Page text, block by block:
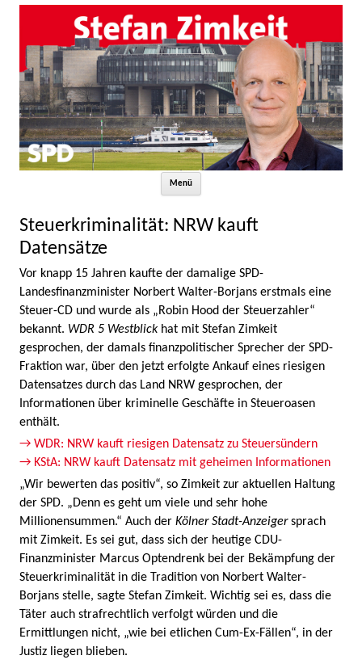
Menü
Steuerkriminalität: NRW kauft
Datensätze
Vor knapp 15 Jahren kaufte der damalige SPD-
Landesfinanzminister Norbert Walter-Borjans erstmals eine
Steuer-CD und wurde als „Robin Hood der Steuerzahler“
bekannt. WDR 5 Westblickhat mit Stefan Zimkeit
gesprochen, der damals finanzpolitischer Sprecher der SPD-
Fraktion war, über den jetzt erfolgte Ankauf eines riesigen
Datensatzes durch das Land NRW gesprochen, der
Informationen über kriminelle Geschäfte in Steueroasen
enthält.
→ WDR: NRW kauft riesigen Datensatz zu Steuersündern
→ KStA: NRW kauft Datensatz mit geheimen Informationen
„Wir bewerten das positiv“, so Zimkeit zur aktuellen Haltung
der SPD. „Denn es geht um viele und sehr hohe
Millionensummen.“ Auch der Kölner Stadt-Anzeigersprach
mit Zimkeit. Es sei gut, dass sich der heutige CDU-
Finanzminister Marcus Optendrenk bei der Bekämpfung der
Steuerkriminalität in die Tradition von Norbert Walter-
Borjans stelle, sagte Stefan Zimkeit. Wichtig sei es, dass die
Täter auch strafrechtlich verfolgt würden und die
Ermittlungen nicht, „wie bei etlichen Cum-Ex-Fällen“, in der
Justiz liegen blieben.